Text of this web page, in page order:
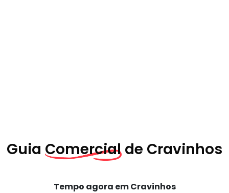
Guia Comercial de Cravinhos
Tempo agora em Cravinhos